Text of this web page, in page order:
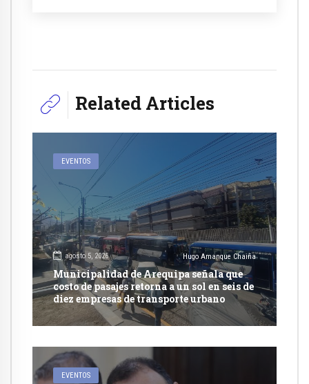
Related Articles
EVENTOS
agosto 5, 2026 Hugo Amanque Chaiña
Municipalidad de Arequipa señala que
costo de pasajes retorna a un sol en seis de
diez empresas de transporte urbano
EVENTOS